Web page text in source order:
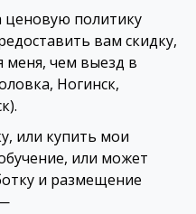
ценовую политику
вам скидку,
меня, чем выезд в
Ногинск,
или купить мои
или может
и размещение